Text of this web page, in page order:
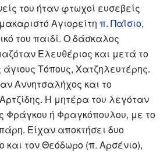
του ήταν φτωχοί ευσεβείς
Αγιορείτη π. Παΐσιο,
του παιδί. Ο δάσκαλος
Ελευθέριος και μετά το
Τόπους, Χατζηλευτέρης.
Αννητσαλήχος και το
Η μητέρα του λεγόταν
Φράγκου ή Φραγκόπουλου, με το
Είχαν αποκτήσει δυο
και τον Θεόδωρο (π. Αρσένιο),